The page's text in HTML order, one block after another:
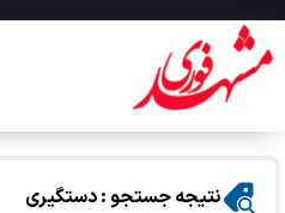
نتیجه جستجو : دستگیری